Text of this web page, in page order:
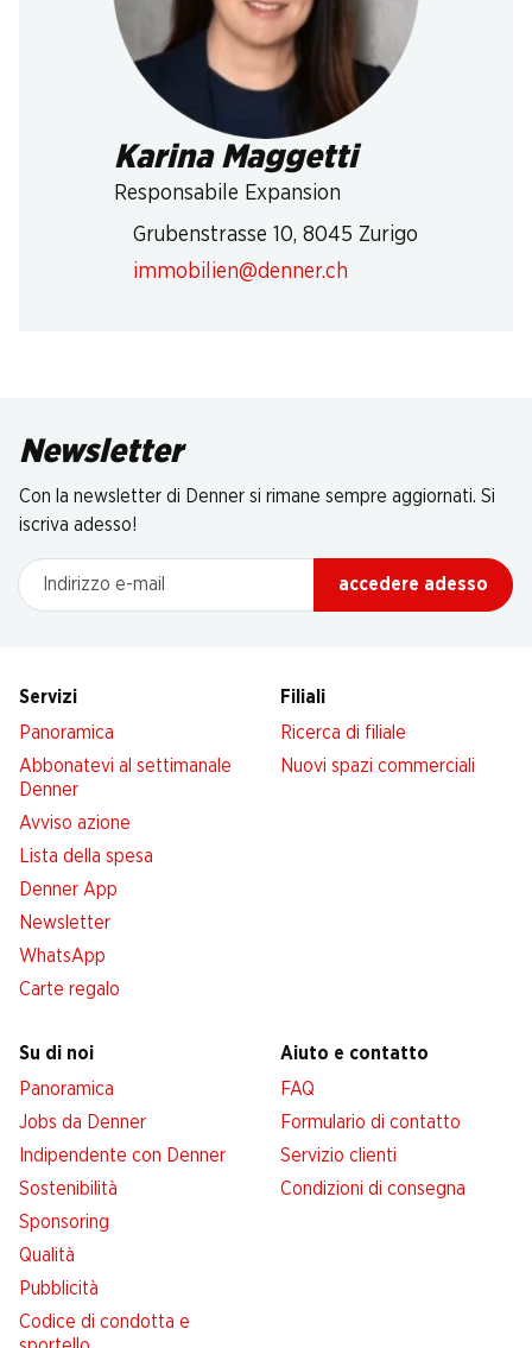
Karina Maggetti
Responsabile Expansion
Grubenstrasse 10, 8045 Zurigo
immobilien@denner.ch
Newsletter
Con la newsletter di Denner si rimane sempre aggiornati. Si
iscriva adesso!
Indirizzo e-mail
accedere adesso
Servizi
Panoramica
Abbonatevi al settimanale
Denner
Avviso azione
Lista della spesa
Denner App
Newsletter
WhatsApp
Carte regalo
Filiali
Ricerca di filiale
Nuovi spazi commerciali
Su di noi
Panoramica
Jobs da Denner
Indipendente con Denner
Sostenibilità
Sponsoring
Qualità
Pubblicità
Codice di condotta e
Aiuto e contatto
FAQ
Formulario di contatto
Servizio clienti
Condizioni di consegna